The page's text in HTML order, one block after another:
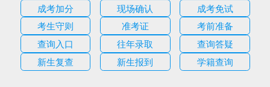
成考加分
现场确认
成考免试
考生守则
准考证
考前准备
查询入口
往年录取
查询答疑
新生复查
新生报到 学籍查询